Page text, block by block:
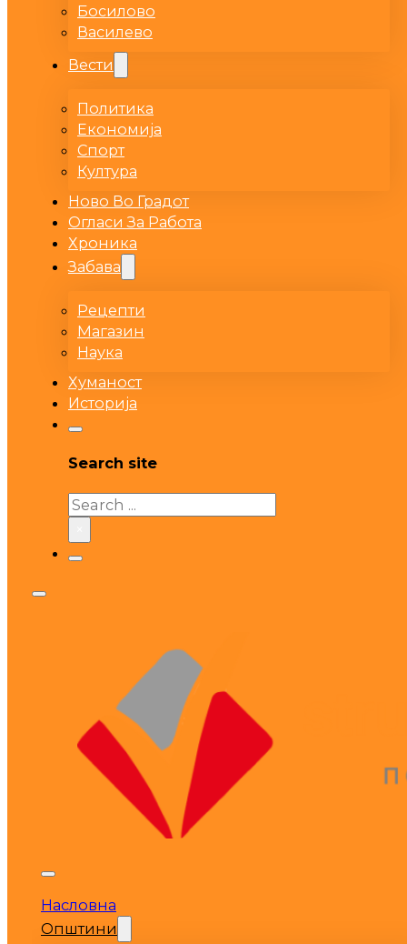
Босилово
Василево
Вести
Политика
Економија
Спорт
Култура
Ново Во Градот
Огласи За Работа
Хроника
Забава
Рецепти
Магазин
Наука
Хуманост
Историја
Search site
Search
Насловна
Општини